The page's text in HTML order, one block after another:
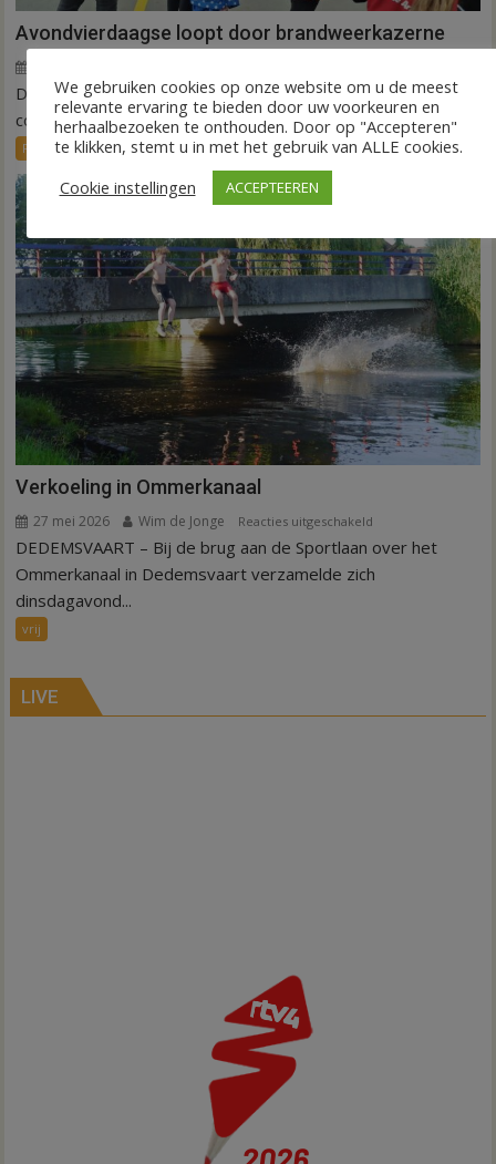
Avondvierdaagse loopt door brandweerkazerne
Avondvierdaagse
loopt
door
DEDEMSVAART – Een bezoek aan de brandweer, een
concert van Jubal Jeugdorkest en vijf tot tien...
FRONTPAGE Nieuws vrij
Verkoeling in Ommerkanaal
27 mei 2026 Wim de Jonge Reacties uitgeschakeld
Verkoeling
in
DEDEMSVAART – Bij de brug aan de Sportlaan over het
Ommerkanaal in Dedemsvaart verzamelde zich
dinsdagavond...
vrij
LIVE
We gebruiken cookies op onze website om u de meest
relevante ervaring te bieden door uw voorkeuren en
herhaalbezoeken te onthouden. Door op "Accepteren"
te klikken, stemt u in met het gebruik van ALLE cookies.
Cookie instellingen
ACCEPTEEREN